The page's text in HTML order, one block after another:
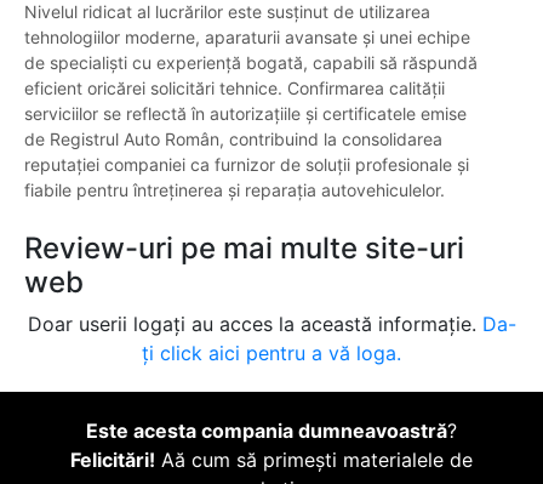
Nivelul ridicat al lucrărilor este susținut de utilizarea
tehnologiilor moderne, aparaturii avansate și unei echipe
de specialiști cu experiență bogată, capabili să răspundă
eficient oricărei solicitări tehnice. Confirmarea calității
serviciilor se reflectă în autorizațiile și certificatele emise
de Registrul Auto Român, contribuind la consolidarea
reputației companiei ca furnizor de soluții profesionale și
fiabile pentru întreținerea și reparația autovehiculelor.
Review-uri pe mai multe site-uri
web
Doar userii logați au acces la această informație. Da-
ți click aici pentru a vă loga.
Este acesta compania dumneavoastră?
Felicitări! Aă cum să primești materialele de